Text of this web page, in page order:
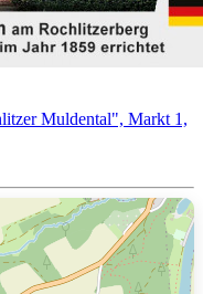
Muldental", Markt 1,